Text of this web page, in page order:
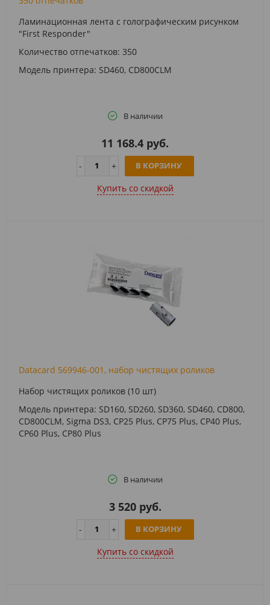
Ламинационная лента с голографическим рисунком
"First Responder"
Количество отпечатков: 350
Модель принтера: SD460, CD800CLM
В наличии
11 168.4 руб.
В КОРЗИНУ
Купить cо скидкой
Datacard 569946-001, набор чистящих роликов
Набор чистящих роликов (10 шт)
Модель принтера: SD160, SD260, SD360, SD460, CD800,
CD800CLM, Sigma DS3, CP25 Plus, CP75 Plus, CP40 Plus,
CP60 Plus, CP80 Plus
В наличии
3 520 руб.
В КОРЗИНУ
Купить cо скидкой